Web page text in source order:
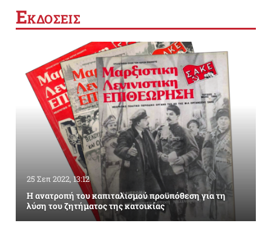
ΕΚΔΟΣΕΙΣ
25 Σεπ 2022, 13:12
Η ανατροπή του καπιταλισμού προϋπόθεση για τη
λύση του ζητήματος της κατοικίας